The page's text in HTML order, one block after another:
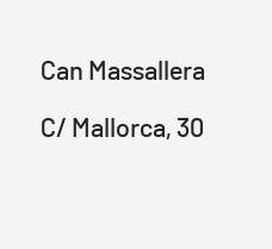
Can Massallera
C/ Mallorca, 30